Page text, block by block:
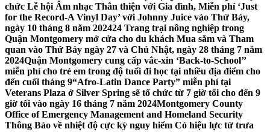
chức Lễ hội Âm nhạc Thân thiện với Gia đình, Miễn phí ‘Just
for the Record-A Vinyl Day’ với Johnny Juice vào Thứ Bảy,
ngày 10 tháng 8 năm 202424 Trang trại nông nghiệp trong
Quận Montgomery mở cửa cho du khách Mua sắm và Tham
quan vào Thứ Bảy ngày 27 và Chủ Nhật, ngày 28 tháng 7 năm
2024Quận Montgomery cung cấp vắc-xin ‘Back-to-School’’
miễn phí cho trẻ em trong độ tuổi đi học tại nhiều địa điểm cho
đến cuối tháng 9“Afro-Latin Dance Party” miễn phí tại
Veterans Plaza ở Silver Spring sẽ tổ chức từ 7 giờ tối cho đến 9
giờ tối vào ngày 16 tháng 7 năm 2024Montgomery County
Office of Emergency Management and Homeland Security
Thông Báo về nhiệt độ cực kỳ nguy hiểm Có hiệu lực từ trưa